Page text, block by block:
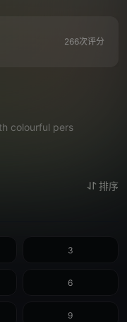
266次评分
colourful pers
排序
3
6
9